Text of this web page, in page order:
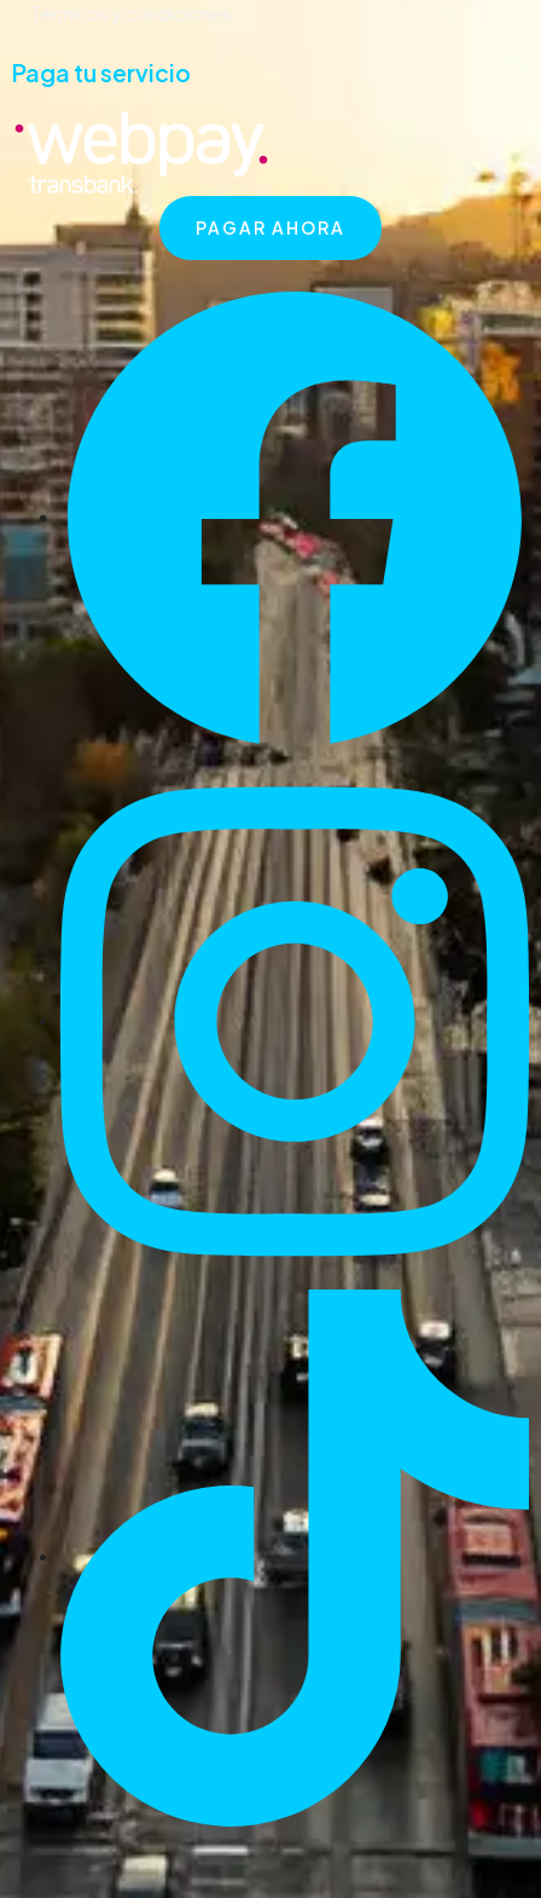
Términos y condiciones
Paga tu servicio
PAGAR AHORA